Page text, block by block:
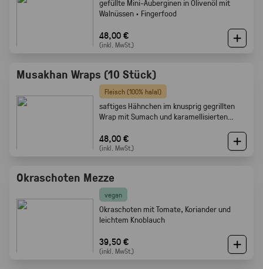
gefüllte Mini-Auberginen in Olivenöl mit
Walnüssen · Fingerfood
48,00 €
(inkl. MwSt.)
Musakhan Wraps (10 Stück)
Fleisch (100% halal)
saftiges Hähnchen im knusprig gegrillten
Wrap mit Sumach und karamellisierten
48,00 €
(inkl. MwSt.)
Okraschoten Mezze
vegan
Okraschoten mit Tomate, Koriander und
leichtem Knoblauch
39,50 €
(inkl. MwSt.)